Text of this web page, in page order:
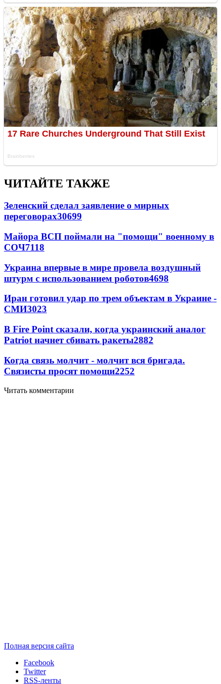
ЧИТАЙТЕ ТАКЖЕ
Зеленский сделал заявление о мирных
переговорах30699
Майора ВСП поймали на "помощи" военному в
СОЧ7118
Украина впервые в мире провела воздушный
штурм с использованием роботов4698
Иран готовил удар по трем объектам в Украине -
СМИ3023
В Fire Point сказали, когда украинский аналог
Patriot начнет сбивать ракеты2882
Когда связь молчит - молчит вся бригада.
Связисты просят помощи2252
Читать комментарии
Полная версия сайта
Facebook
Twitter
RSS-ленты